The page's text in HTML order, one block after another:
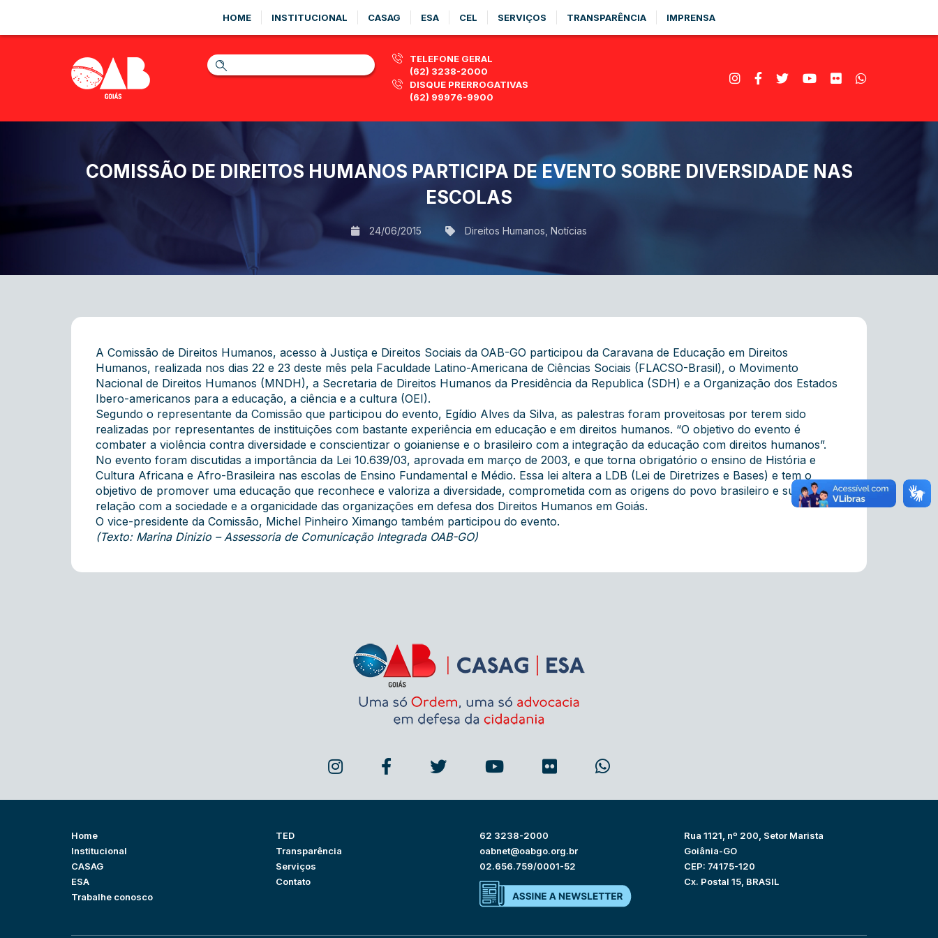
HOME INSTITUCIONAL CASAG ESA CEL SERVIÇOS TRANSPARÊNCIA IMPRENSA
TELEFONE GERAL
(62) 3238-2000
DISQUE PRERROGATIVAS
(62) 99976-9900
COMISSÃO DE DIREITOS HUMANOS PARTICIPA DE EVENTO SOBRE DIVERSIDADE NAS
ESCOLAS
24/06/2015 Direitos Humanos Notícias
A Comissão de Direitos Humanos, acesso à Justiça e Direitos Sociais da OAB-GO participou da Caravana de Educação em Direitos
Humanos, realizada nos dias 22 e 23 deste mês pela Faculdade Latino-Americana de Ciências Sociais (FLACSO-Brasil), o Movimento
Nacional de Direitos Humanos (MNDH), a Secretaria de Direitos Humanos da Presidência da Republica (SDH) e a Organização dos Estados
Ibero-americanos para a educação, a ciência e a cultura (OEI).
Segundo o representante da Comissão que participou do evento, Egídio Alves da Silva, as palestras foram proveitosas por terem sido
realizadas por representantes de instituições com bastante experiência em educação e em direitos humanos. “O objetivo do evento é
combater a violência contra diversidade e conscientizar o goianiense e o brasileiro com a integração da educação com direitos humanos”.
No evento foram discutidas a importância da Lei 10.639/03, aprovada em março de 2003, e que torna obrigatório o ensino de História e
Cultura Africana e Afro-Brasileira nas escolas de Ensino Fundamental e Médio. Essa lei altera a LDB (Lei de Diretrizes e Bases) e tem o
objetivo de promover uma educação que reconhece e valoriza a diversidade, comprometida com as origens do povo brasileiro e sua
relação com a sociedade e a organicidade das organizações em defesa dos Direitos Humanos em Goiás.
O vice-presidente da Comissão, Michel Pinheiro Ximango também participou do evento.
(Texto: Marina Dinizio – Assessoria de Comunicação Integrada OAB-GO)
Home
Institucional
CASAG
ESA
Trabalhe conosco
TED
Transparência
Serviços
Contato
62 3238-2000
oabnet@oabgo.org.br
02.656.759/0001-52
Rua 1121, nº 200, Setor Marista
Goiânia-GO
CEP: 74175-120
Cx. Postal 15, BRASIL